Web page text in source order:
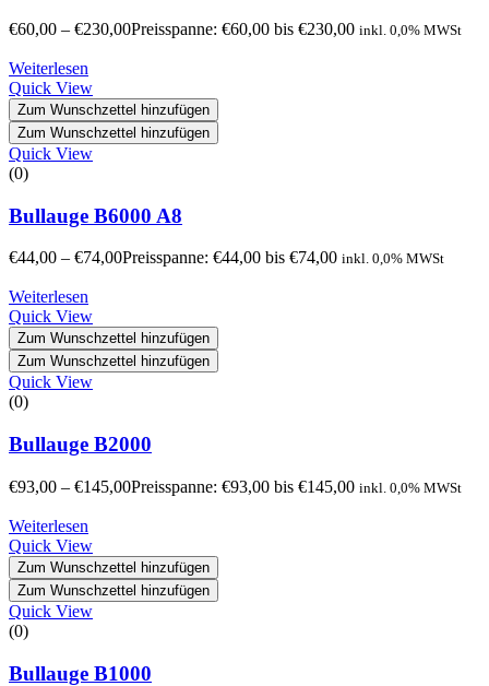
€60,00 – €230,00Preisspanne: €60,00 bis €230,00 inkl. 0,0% MWSt
Weiterlesen
Quick View
Zum Wunschzettel hinzufügen
Zum Wunschzettel hinzufügen
Quick View
(0)
Bullauge B6000 A8
€44,00 – €74,00Preisspanne: €44,00 bis €74,00 inkl. 0,0% MWSt
Weiterlesen
Quick View
Zum Wunschzettel hinzufügen
Zum Wunschzettel hinzufügen
Quick View
(0)
Bullauge B2000
€93,00 – €145,00Preisspanne: €93,00 bis €145,00 inkl. 0,0% MWSt
Weiterlesen
Quick View
Zum Wunschzettel hinzufügen
Zum Wunschzettel hinzufügen
Quick View
(0)
Bullauge B1000